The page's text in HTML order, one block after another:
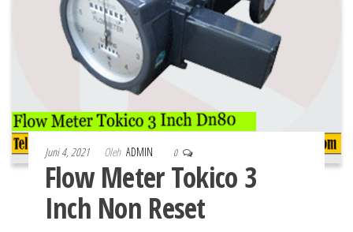
Juni 4, 2021 Oleh ADMIN 0
Flow Meter Tokico 3
Inch Non Reset